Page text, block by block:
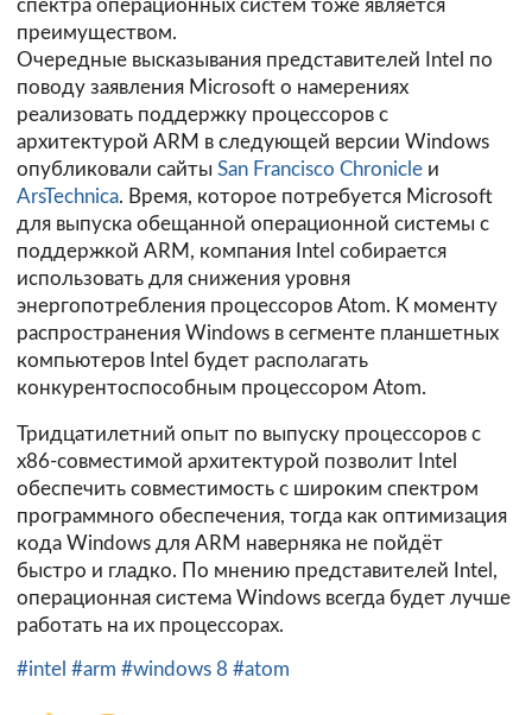
спектра операционных систем тоже является
преимуществом.
Очередные высказывания представителей Intel по
поводу заявления Microsoft о намерениях
реализовать поддержку процессоров с
архитектурой ARM в следующей версии Windows
опубликовали сайты San Francisco Chronicle и
ArsTechnica. Время, которое потребуется Microsoft
для выпуска обещанной операционной системы с
поддержкой ARM, компания Intel собирается
использовать для снижения уровня
энергопотребления процессоров Atom. К моменту
распространения Windows в сегменте планшетных
компьютеров Intel будет располагать
конкурентоспособным процессором Atom.
Тридцатилетний опыт по выпуску процессоров с
x86-совместимой архитектурой позволит Intel
обеспечить совместимость с широким спектром
программного обеспечения, тогда как оптимизация
кода Windows для ARM наверняка не пойдёт
быстро и гладко. По мнению представителей Intel,
операционная система Windows всегда будет лучше
работать на их процессорах.
#intel #arm #windows 8 #atom